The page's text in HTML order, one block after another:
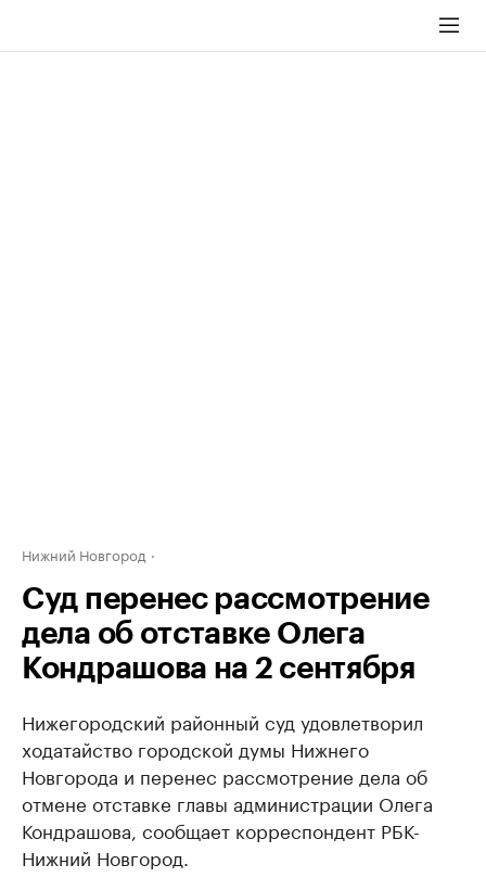
Нижний Новгород
Суд перенес рассмотрение
дела об отставке Олега
Кондрашова на 2 сентября
Нижегородский районный суд удовлетворил
ходатайство городской думы Нижнего
Новгорода и перенес рассмотрение дела об
отмене отставке главы администрации Олега
Кондрашова, сообщает корреспондент РБК-
Нижний Новгород.